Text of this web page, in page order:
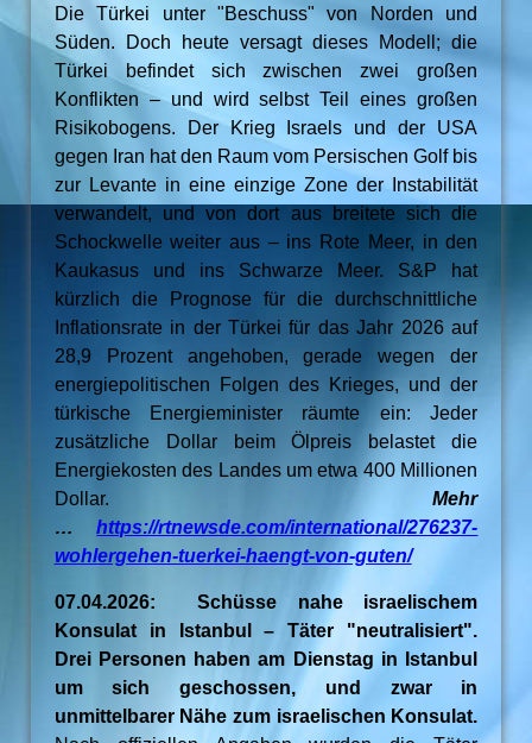
Die Türkei unter "Beschuss" von Norden und
Süden. Doch heute versagt dieses Modell; die
Türkei befindet sich zwischen zwei großen
Konflikten – und wird selbst Teil eines großen
Risikobogens. Der Krieg Israels und der USA
gegen Iran hat den Raum vom Persischen Golf bis
zur Levante in eine einzige Zone der Instabilität
verwandelt, und von dort aus breitete sich die
Schockwelle weiter aus – ins Rote Meer, in den
Kaukasus und ins Schwarze Meer. S&P hat
kürzlich die Prognose für die durchschnittliche
Inflationsrate in der Türkei für das Jahr 2026 auf
28,9 Prozent angehoben, gerade wegen der
energiepolitischen Folgen des Krieges, und der
türkische Energieminister räumte ein: Jeder
zusätzliche Dollar beim Ölpreis belastet die
Energiekosten des Landes um etwa 400 Millionen
Dollar.Mehr
…https://rtnewsde.com/international/276237-
wohlergehen-tuerkei-haengt-von-guten/
07.04.2026: Schüsse nahe israelischem
Konsulat in Istanbul – Täter "neutralisiert".
Drei Personen haben am Dienstag in Istanbul
um sich geschossen, und zwar in
unmittelbarer Nähe zum israelischen Konsulat.